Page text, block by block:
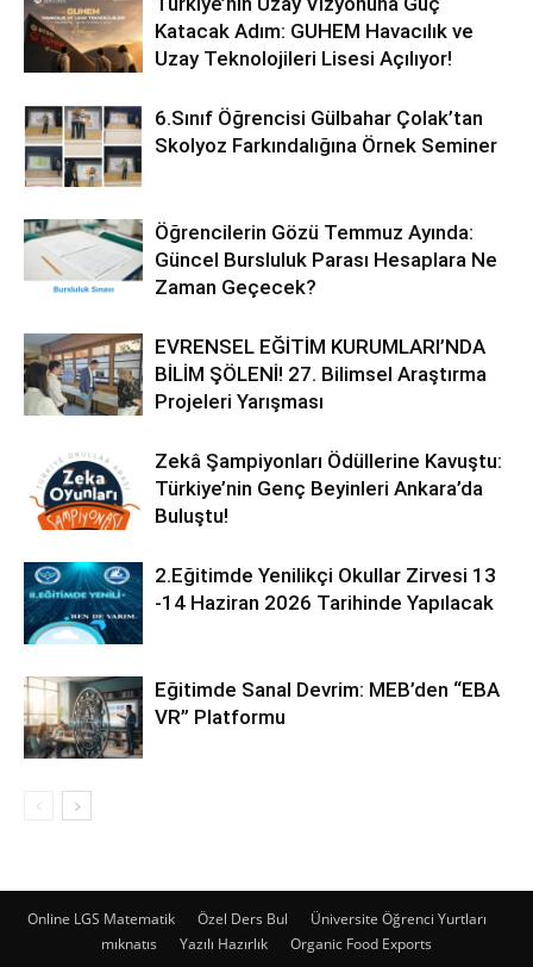
Katacak Adım: GUHEM Havacılık ve
Uzay Teknolojileri Lisesi Açılıyor!
6.Sınıf Öğrencisi Gülbahar Çolak’tan
Skolyoz Farkındalığına Örnek Seminer
Öğrencilerin Gözü Temmuz Ayında:
Güncel Bursluluk Parası Hesaplara Ne
Zaman Geçecek?
EVRENSEL EĞİTİM KURUMLARI’NDA
BİLİM ŞÖLENİ! 27. Bilimsel Araştırma
Projeleri Yarışması
Zekâ Şampiyonları Ödüllerine Kavuştu:
Türkiye’nin Genç Beyinleri Ankara’da
Buluştu!
2.Eğitimde Yenilikçi Okullar Zirvesi 13
-14 Haziran 2026 Tarihinde Yapılacak
Eğitimde Sanal Devrim: MEB’den “EBA
VR” Platformu
Online LGS Matematik Özel Ders Bul
Üniversite Öğrenci Yurtları
mıknatıs
Yazılı Hazırlık Organic Food Exports